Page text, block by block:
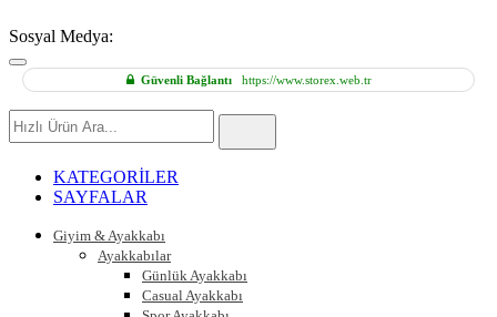
Sosyal Medya:
Güvenli Bağlantıhttps://www.storex.web.tr
Hızlı
Ürün
KATEGORİLER
SAYFALAR
Giyim & Ayakkabı
Ayakkabılar
Günlük Ayakkabı
Casual Ayakkabı